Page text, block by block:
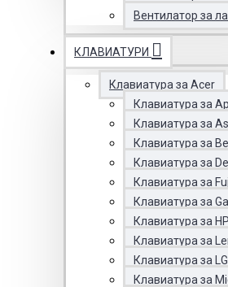
Вентилатор за
КЛАВИАТУРИ
Клавиатура за Acer
Клавиатура за
Клавиатура за
Клавиатура за
Клавиатура за Dell
Клавиатура за
Клавиатура за
Клавиатура за HP
Клавиатура за
Клавиатура за LG
Клавиатура за